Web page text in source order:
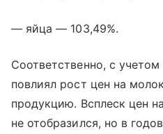
— яйца — 103,49%.
Соответственно, с учетом
повлиял рост цен на
продукцию. Всплеск цен
не отобразился, но в